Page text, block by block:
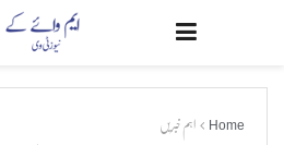
Home اہم خبریں